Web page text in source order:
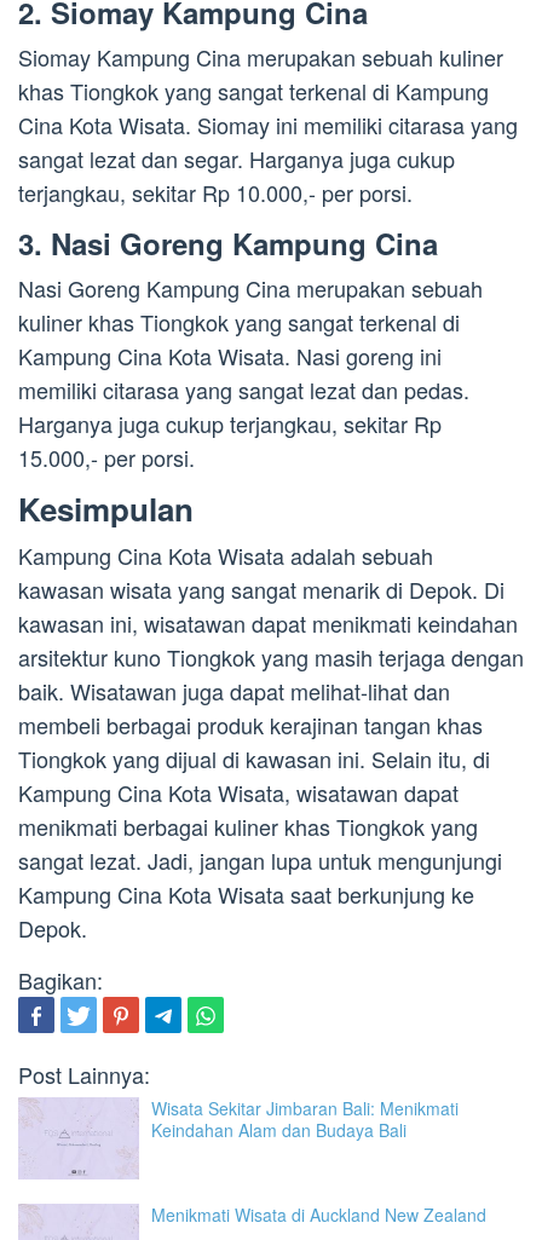
2. Siomay Kampung Cina
Siomay Kampung Cina merupakan sebuah kuliner
khas Tiongkok yang sangat terkenal di Kampung
Cina Kota Wisata. Siomay ini memiliki citarasa yang
sangat lezat dan segar. Harganya juga cukup
terjangkau, sekitar Rp 10.000,- per porsi.
3. Nasi Goreng Kampung Cina
Nasi Goreng Kampung Cina merupakan sebuah
kuliner khas Tiongkok yang sangat terkenal di
Kampung Cina Kota Wisata. Nasi goreng ini
memiliki citarasa yang sangat lezat dan pedas.
Harganya juga cukup terjangkau, sekitar Rp
15.000,- per porsi.
Kesimpulan
Kampung Cina Kota Wisata adalah sebuah
kawasan wisata yang sangat menarik di Depok. Di
kawasan ini, wisatawan dapat menikmati keindahan
arsitektur kuno Tiongkok yang masih terjaga dengan
baik. Wisatawan juga dapat melihat-lihat dan
membeli berbagai produk kerajinan tangan khas
Tiongkok yang dijual di kawasan ini. Selain itu, di
Kampung Cina Kota Wisata, wisatawan dapat
menikmati berbagai kuliner khas Tiongkok yang
sangat lezat. Jadi, jangan lupa untuk mengunjungi
Kampung Cina Kota Wisata saat berkunjung ke
Depok.
Bagikan:
Post Lainnya:
Wisata Sekitar Jimbaran Bali: Menikmati
Keindahan Alam dan Budaya Bali
Menikmati Wisata di Auckland New Zealand